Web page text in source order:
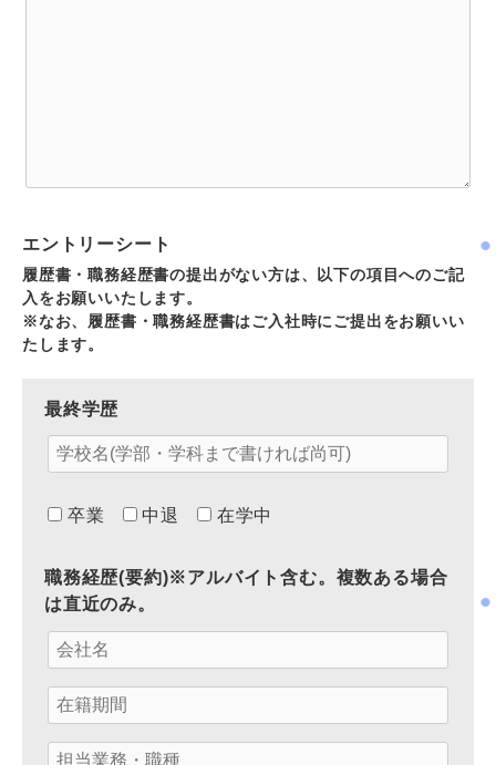
エントリーシート
履歴書・職務経歴書の提出がない方は、以下の項目へのご記
入をお願いいたします。
※なお、履歴書・職務経歴書はご入社時にご提出をお願いい
たします。
最終学歴
卒業 中退 在学中
職務経歴(要約)※アルバイト含む。複数ある場合
は直近のみ。